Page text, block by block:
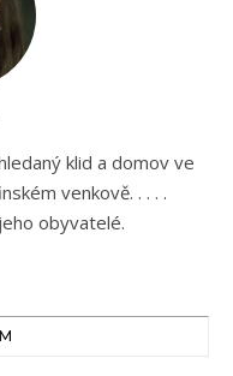
klid a domov ve
venkově. . . . .
obyvatelé.